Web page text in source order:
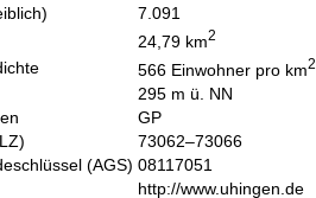
7.091
24,79 km2
566 Einwohner pro km2
295 m ü. NN
GP
73062–73066
(AGS) 08117051
http://www.uhingen.de